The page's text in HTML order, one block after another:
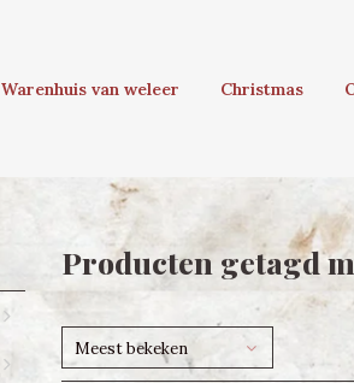
Warenhuis van weleer Christmas
Producten getagd
Meest bekeken